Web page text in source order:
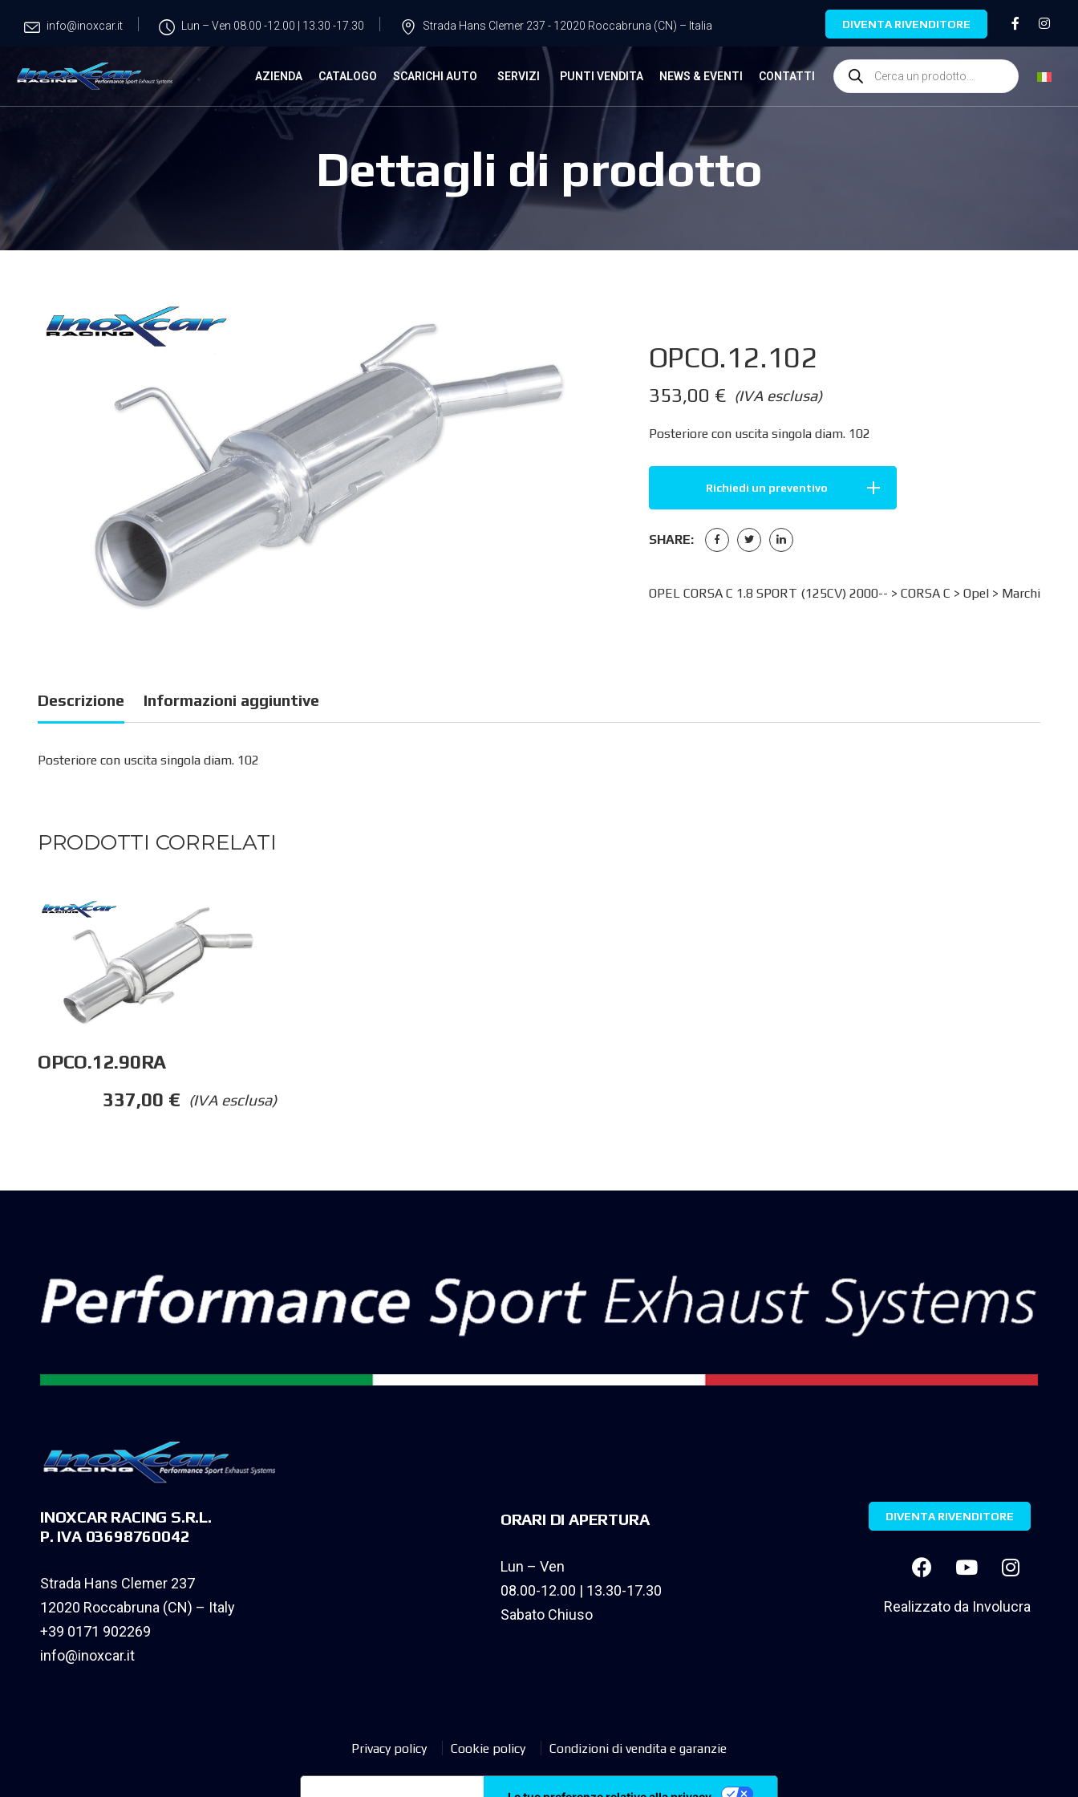
info@inoxcar.it Lun – Ven 08.00 -12.00 | 13.30 -17.30 Strada Hans Clemer 237 - 12020 Roccabruna (CN) – Italia DIVENTA RIVENDITORE
AZIENDA CATALOGO SCARICHI AUTO SERVIZI PUNTI VENDITA NEWS & EVENTI CONTATTI
Dettagli di prodotto
OPCO.12.102
(IVA esclusa)
353,00 €
Posteriore con uscita singola diam. 102
Richiedi un preventivo
SHARE:
OPEL CORSA C 1.8 SPORT (125CV) 2000-- > CORSA C > Opel> Marchi
Descrizione Informazioni aggiuntive
Posteriore con uscita singola diam. 102
PRODOTTI CORRELATI
OPCO.12.90RA
(IVA esclusa)
337,00 €
INOXCAR RACING S.R.L.
P. IVA 03698760042
Strada Hans Clemer 237
12020 Roccabruna (CN) – Italy
+39 0171 902269
info@inoxcar.it
ORARI DI APERTURA
Lun – Ven
08.00-12.00 | 13.30-17.30
Sabato Chiuso
DIVENTA RIVENDITORE
Realizzato da Involucra
Privacy policy Cookie policy Condizioni di vendita e garanzie